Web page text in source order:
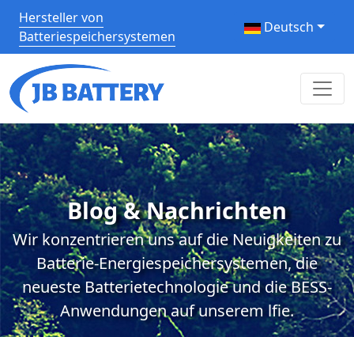
Hersteller von
Batteriespeichersystemen
Deutsch
Blog & Nachrichten
Wir konzentrieren uns auf die Neuigkeiten zu
Batterie-Energiespeichersystemen, die
neueste Batterietechnologie und die BESS-
Anwendungen auf unserem lfie.